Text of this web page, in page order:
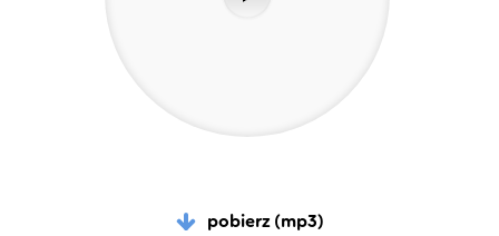
pobierz (mp3)